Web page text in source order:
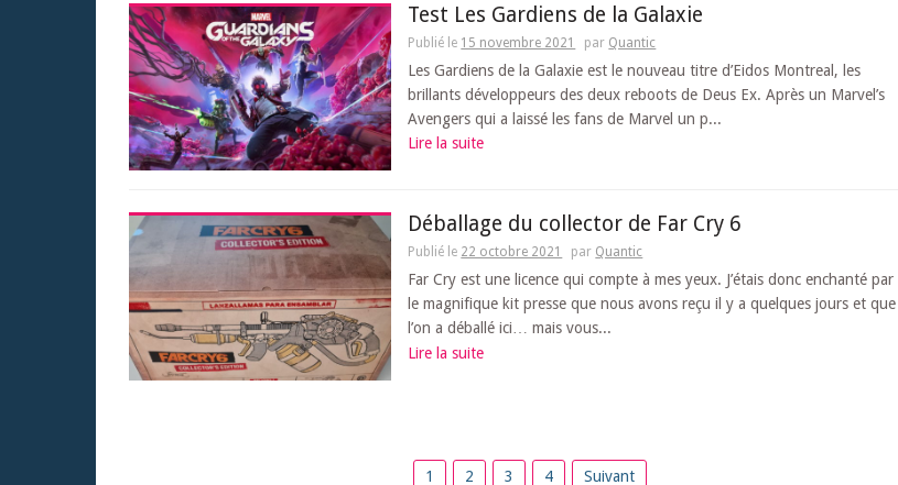
Test Les Gardiens de la Galaxie
Publié le 15 novembre 2021 par Quantic
Les Gardiens de la Galaxie est le nouveau titre d’Eidos Montreal, les
brillants développeurs des deux reboots de Deus Ex. Après un Marvel’s
Avengers qui a laissé les fans de Marvel un p...
Lire la suite
Déballage du collector de Far Cry 6
Publié le 22 octobre 2021 par Quantic
Far Cry est une licence qui compte à mes yeux. J’étais donc enchanté par
le magnifique kit presse que nous avons reçu il y a quelques jours et que
l’on a déballé ici… mais vous...
Lire la suite
1 2 3 4 Suivant